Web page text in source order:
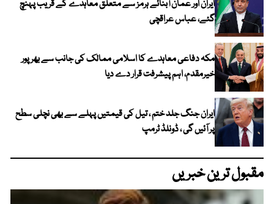
ایران اور عمان آبنائے ہرمز سے متعلق معاہدے کے قریب پہنچ
گئے، عباس عراقچی
مکہ دفاعی معاہدے کا اسلامی ممالک کی جانب سے بھرپور
خیرمقدم، اہم پیشرفت قرار دے دیا
ایران جنگ جلد ختم ، تیل کی قیمتیں پہلے سے بھی نچلی سطح
پر آئیں گی ، ڈونلڈ ٹرمپ
مقبول ترین خبریں